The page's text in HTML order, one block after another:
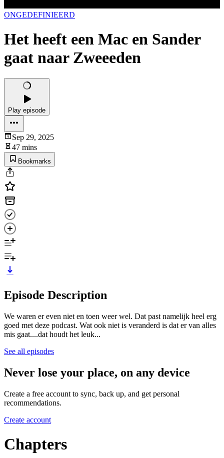
ONGEDEFINIEERD
Het heeft een Mac en Sander
gaat naar Zweeeden
Play episode
Sep 29, 2025
47 mins
Bookmarks
Episode Description
We waren er even niet en toen weer wel. Dat past namelijk heel erg
goed met deze podcast. Wat ook niet is veranderd is dat er van alles
mis gaat....dat houdt het leuk...
See all episodes
Never lose your place, on any device
Create a free account to sync, back up, and get personal
recommendations.
Create account
Chapters